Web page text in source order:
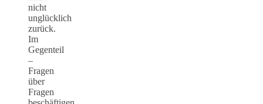
nicht
unglücklich
zurück.
Im
Gegenteil
–
Fragen
über
Fragen